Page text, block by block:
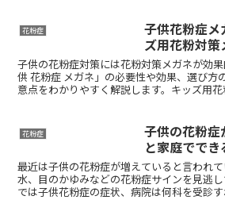
花粉症
子供花粉症メ
ズ用花粉対
子供の花粉症対策には花粉対策メガネが効
供 花粉症 メガネ」の必要性や効果、選び方
意点をわかりやすく解説します。キッズ用
花粉症
子供の花粉症
と家庭ででき
最近は子供の花粉症が増えていると言われ
水、目のかゆみなどの花粉症サインを見逃
では子供花粉症の症状、病院は何科を受診